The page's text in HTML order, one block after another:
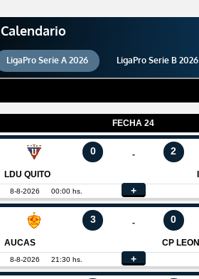
Calendario
LigaPro Serie A 2026 LigaPro Serie B 2026